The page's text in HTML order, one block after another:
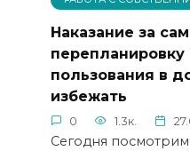
Наказание за
пользования в
избежать
0 1.3к.
Сегодня